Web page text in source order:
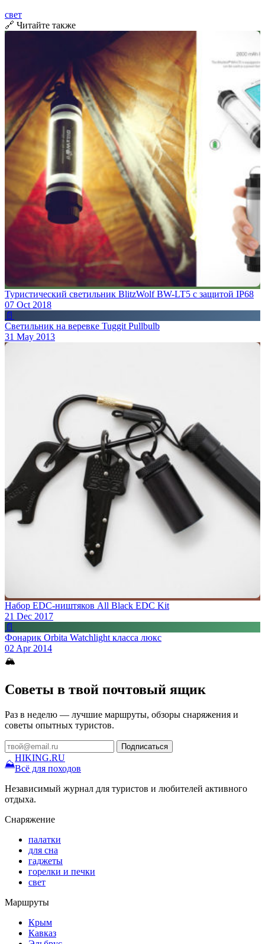
свет
🔗 Читайте также
Туристический светильник BlitzWolf BW-LT5 с защитой IP68
07 Oct 2018
📄
Светильник на веревке Tuggit Pullbulb
31 May 2013
Набор EDC-ништяков All Black EDC Kit
21 Dec 2017
📄
Фонарик Orbita Watchlight класса люкс
02 Apr 2014
🏔
Советы в твой почтовый ящик
Раз в неделю — лучшие маршруты, обзоры снаряжения и
советы опытных туристов.
Подписаться
⛰
HIKING.RU
Всё для походов
Независимый журнал для туристов и любителей активного
отдыха.
Снаряжение
палатки
для сна
гаджеты
горелки и печки
свет
Маршруты
Крым
Кавказ